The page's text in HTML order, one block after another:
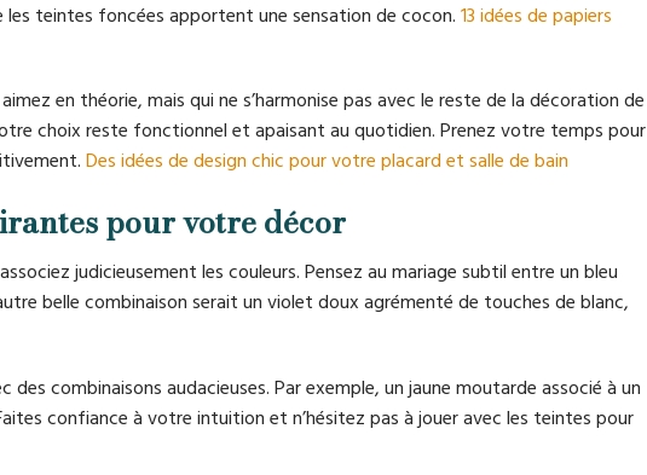
teintes foncées apportent une sensation de cocon. 13 idées de papiers
en théorie, mais qui ne s’harmonise pas avec le reste de la décoration de
choix reste fonctionnel et apaisant au quotidien. Prenez votre temps pour
Des idées de design chic pour votre placard et salle de bain
pour votre décor
judicieusement les couleurs. Pensez au mariage subtil entre un bleu
belle combinaison serait un violet doux agrémenté de touches de blanc,
combinaisons audacieuses. Par exemple, un jaune moutarde associé à un
confiance à votre intuition et n’hésitez pas à jouer avec les teintes pour